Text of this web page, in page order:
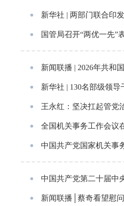
新华社 | 两部门联合印
国管局召开“两优一先”
新闻联播 | 2026年共和
新华社 | 130名部级领
王永红：坚决扛起管党
全国机关事务工作会议
中国共产党国家机关事
中国共产党第二十届中
新闻联播│蔡奇看望慰